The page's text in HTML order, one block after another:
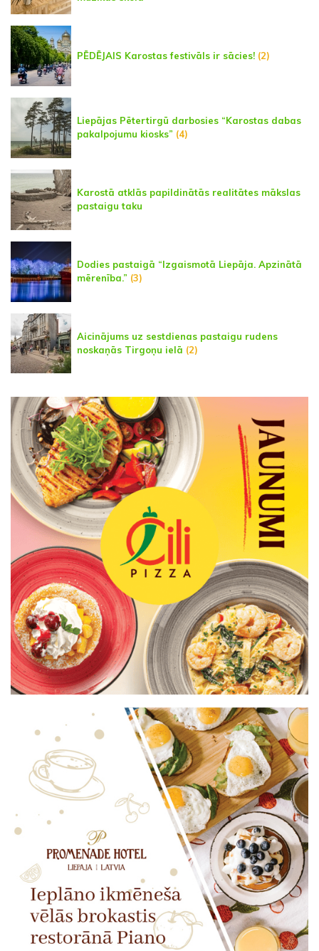
PĒDĒJAIS Karostas festivāls ir sācies! (2)
Liepājas Pētertirgū darbosies “Karostas dabas
pakalpojumu kiosks” (4)
Karostā atklās papildinātās realitātes mākslas
pastaigu taku
Dodies pastaigā “Izgaismotā Liepāja. Apzinātā
mērenība.” (3)
Aicinājums uz sestdienas pastaigu rudens
noskaņās Tirgoņu ielā (2)